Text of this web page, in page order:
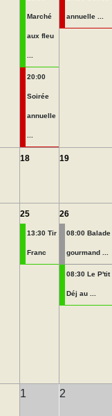
Marché
aux fleu
20:00
Soirée
annuelle
annuelle ...
18 19
25
13:30 Tir
Franc
26
08:00 Balade
gourmand ...
08:30 Le P'tit
Déj au ...
1 2